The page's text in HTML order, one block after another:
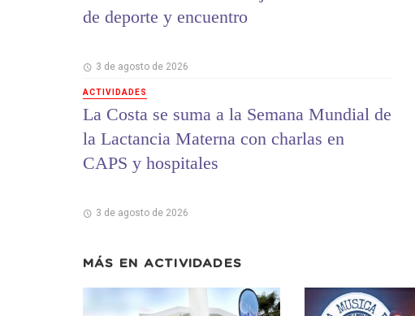
de deporte y encuentro
3 de agosto de 2026
ACTIVIDADES
La Costa se suma a la Semana Mundial de
la Lactancia Materna con charlas en
CAPS y hospitales
3 de agosto de 2026
MÁS EN ACTIVIDADES